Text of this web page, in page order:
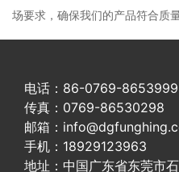
场要求，确保我们的产品符合质
电话：86-0769-
传真：0769-86530298
邮箱：
手机：18929123963
地址：中国广东省东莞市